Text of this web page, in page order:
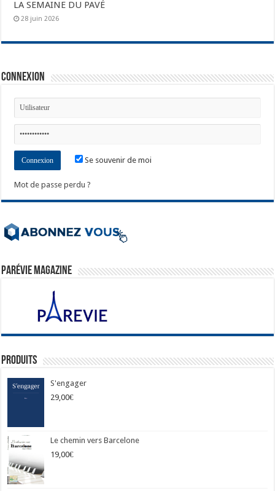
LA SEMAINE DU PAVÉ
28 juin 2026
Connexion
Se souvenir de moi
Mot de passe perdu ?
ParéVie Magazine
Produits
S'engager
29,00€
Le chemin vers Barcelone
19,00€